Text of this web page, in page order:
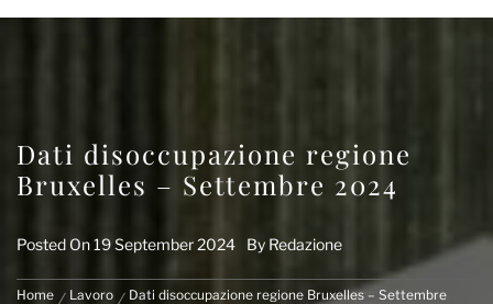
Dati disoccupazione regione
Bruxelles – Settembre 2024
Posted On19 September 2024 By Redazione
Home Lavoro
Dati disoccupazione regione Bruxelles – Settembre